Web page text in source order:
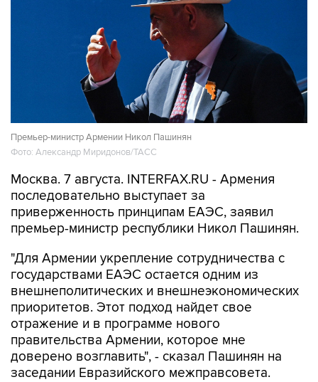
Премьер-министр Армении Никол Пашинян
Фото: Александр Миридонов/ТАСС
Москва. 7 августа. INTERFAX.RU - Армения
последовательно выступает за
приверженность принципам ЕАЭС, заявил
премьер-министр республики Никол Пашинян.
"Для Армении укрепление сотрудничества с
государствами ЕАЭС остается одним из
внешнеполитических и внешнеэкономических
приоритетов. Этот подход найдет свое
отражение и в программе нового
правительства Армении, которое мне
доверено возглавить", - сказал Пашинян на
заседании Евразийского межправсовета.